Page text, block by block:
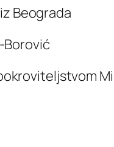
Beograda
Borović